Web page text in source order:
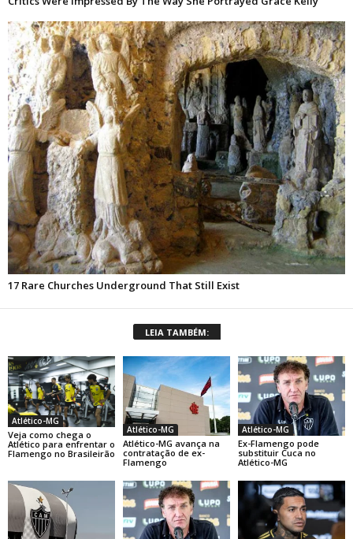
LEIA TAMBÉM:
Atlético-MG
Veja como chega o
Atlético para enfrentar o
Flamengo no Brasileirão
Atlético-MG
Atlético-MG avança na
contratação de ex-
Flamengo
Atlético-MG
Ex-Flamengo pode
substituir Cuca no
Atlético-MG